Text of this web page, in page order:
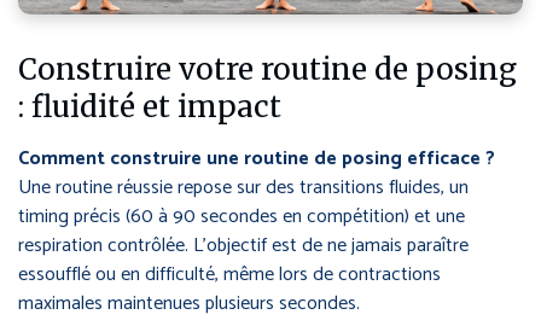
Construire votre routine de posing
: fluidité et impact
Comment construire une routine de posing efficace ?
Une routine réussie repose sur des transitions fluides, un
timing précis (60 à 90 secondes en compétition) et une
respiration contrôlée. L’objectif est de ne jamais paraître
essoufflé ou en difficulté, même lors de contractions
maximales maintenues plusieurs secondes.